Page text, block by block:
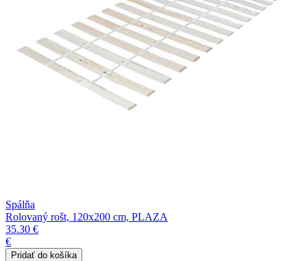
Spálňa
Rolovaný rošt, 120x200 cm, PLAZA
35.30 €
€